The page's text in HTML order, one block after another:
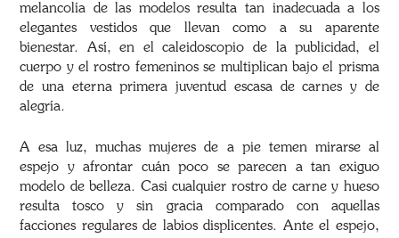
melancolía de las modelos resulta tan inadecuada a los
elegantes vestidos que llevan como a su aparente
bienestar. Así, en el caleidoscopio de la publicidad, el
cuerpo y el rostro femeninos se multiplican bajo el prisma
de una eterna primera juventud escasa de carnes y de
alegría.
A esa luz, muchas mujeres de a pie temen mirarse al
espejo y afrontar cuán poco se parecen a tan exiguo
modelo de belleza. Casi cualquier rostro de carne y hueso
resulta tosco y sin gracia comparado con aquellas
facciones regulares de labios displicentes. Ante el espejo,